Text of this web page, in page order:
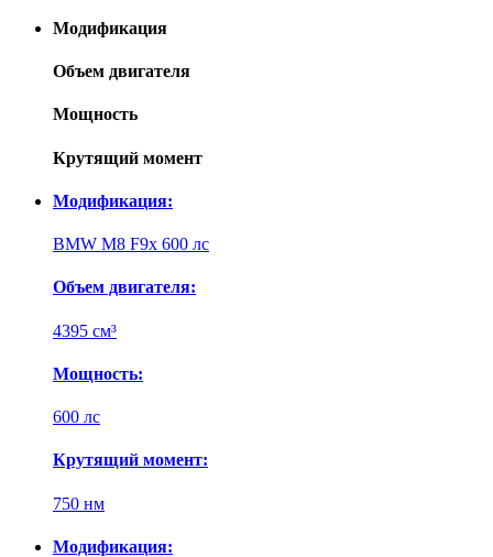
Модификация
Объем двигателя
Мощность
Крутящий момент
Модификация:
BMW M8 F9x 600 лс
Объем двигателя:
4395 см³
Мощность:
600 лс
Крутящий момент:
750 нм
Модификация: